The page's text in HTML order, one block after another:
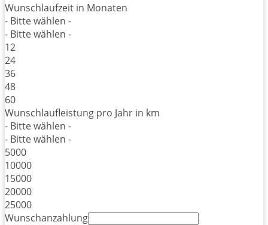
Wunschlaufzeit in Monaten
- Bitte wählen -
- Bitte wählen -
12
24
36
48
60
Wunschlaufleistung pro Jahr in km
- Bitte wählen -
- Bitte wählen -
5000
10000
15000
20000
25000
Wunschanzahlung